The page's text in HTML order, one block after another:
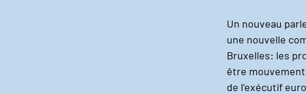
Un nouveau
une nouvelle
Bruxelles: les
être
de l’exécutif